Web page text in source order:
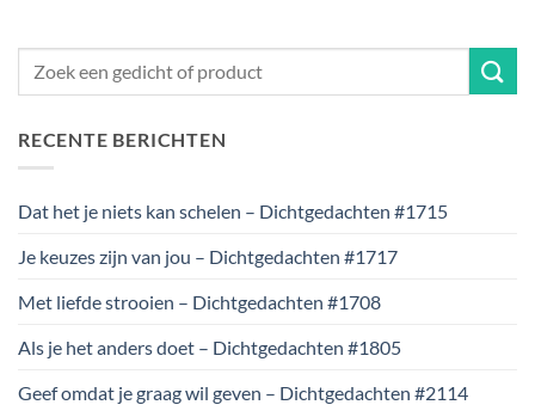
RECENTE BERICHTEN
Dat het je niets kan schelen – Dichtgedachten #1715
Je keuzes zijn van jou – Dichtgedachten #1717
Met liefde strooien – Dichtgedachten #1708
Als je het anders doet – Dichtgedachten #1805
Geef omdat je graag wil geven – Dichtgedachten #2114